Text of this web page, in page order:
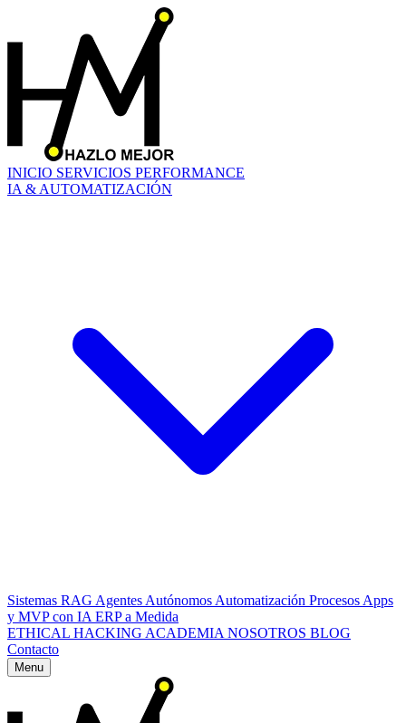
INICIO SERVICIOS PERFORMANCE
IA & AUTOMATIZACIÓN
Sistemas RAG Agentes Autónomos Automatización Procesos Apps
y MVP con IA ERP a Medida
ETHICAL HACKING ACADEMIA NOSOTROS BLOG
Contacto
Menu